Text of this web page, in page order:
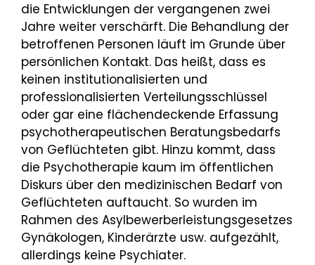
die Entwicklungen der vergangenen zwei
Jahre weiter verschärft. Die Behandlung der
betroffenen Personen läuft im Grunde über
persönlichen Kontakt. Das heißt, dass es
keinen institutionalisierten und
professionalisierten Verteilungsschlüssel
oder gar eine flächendeckende Erfassung
psychotherapeutischen Beratungsbedarfs
von Geflüchteten gibt. Hinzu kommt, dass
die Psychotherapie kaum im öffentlichen
Diskurs über den medizinischen Bedarf von
Geflüchteten auftaucht. So wurden im
Rahmen des Asylbewerberleistungsgesetzes
Gynäkologen, Kinderärzte usw. aufgezählt,
allerdings keine Psychiater.